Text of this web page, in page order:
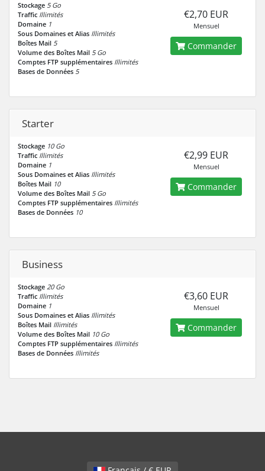
Stockage 5 Go
Traffic Illimités
Domaine 1
Sous Domaines et Alias Illimités
Boîtes Mail 5
Volume des Boîtes Mail 5 Go
Comptes FTP supplémentaires Illimités
Bases de Données 5
€2,70 EUR
Mensuel
Commander
Starter
Stockage 10 Go
Traffic Illimités
Domaine 1
Sous Domaines et Alias Illimités
Boîtes Mail 10
Volume des Boîtes Mail 5 Go
Comptes FTP supplémentaires Illimités
Bases de Données 10
€2,99 EUR
Mensuel
Commander
Business
Stockage 20 Go
Traffic Illimités
Domaine 1
Sous Domaines et Alias Illimités
Boîtes Mail Illimités
Volume des Boîtes Mail 10 Go
Comptes FTP supplémentaires Illimités
Bases de Données Illimités
€3,60 EUR
Mensuel
Commander